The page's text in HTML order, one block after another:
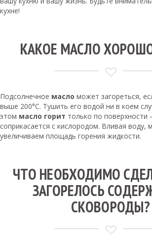
кухне!
КАКОЕ МАСЛО
Подсолнечное масло может загореться,
выше 200°C. Тушить его водой ни в коем
этом масло горит только по
соприкасается с кислородом. Вливая воду,
увеличиваем площадь горения жидкости.
ЧТО НЕОБХОДИМО
ЗАГОРЕЛОСЬ
СКОВОРОДЫ?